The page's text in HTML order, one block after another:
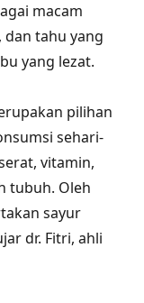
macam
tahu yang
yang lezat.
pilihan
sehari-
vitamin,
tubuh. Oleh
sayur
dr. Fitri, ahli